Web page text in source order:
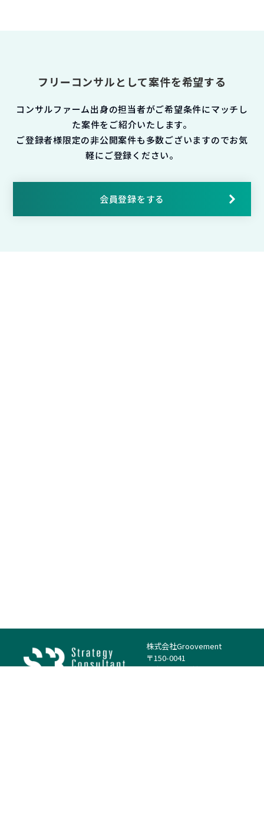
フリーコンサルとして案件を希望する
コンサルファーム出身の担当者がご希望条件にマッチし
た案件をご紹介いたします。
ご登録者様限定の非公開案件も多数ございますのでお気
軽にご登録ください。
会員登録をする
株式会社Groovement
〒150-0041
東京都渋谷区神南1丁目23−14